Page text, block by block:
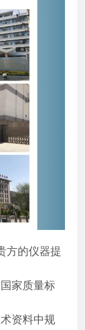
方的仪器提
家质量标
资料中规